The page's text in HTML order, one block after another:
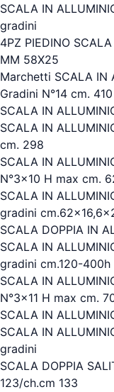
SCALA IN
gradini
4PZ PIEDINO
MM 58X25
Marchetti SCALA IN
Gradini N°14 cm. 410
SCALA IN
SCALA IN
cm. 298
SCALA IN
N°3x10 H max cm.
SCALA IN
gradini
SCALA DOPPIA IN
SCALA IN
gradini cm.120-400h
SCALA IN
N°3x11 H max cm.
SCALA IN
SCALA IN
gradini
SCALA DOPPIA
123/ch.cm 133